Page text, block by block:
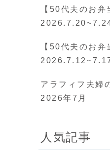
【50代夫のお弁
【50代夫のお弁
アラフィフ夫婦
2026年7月
人気記事